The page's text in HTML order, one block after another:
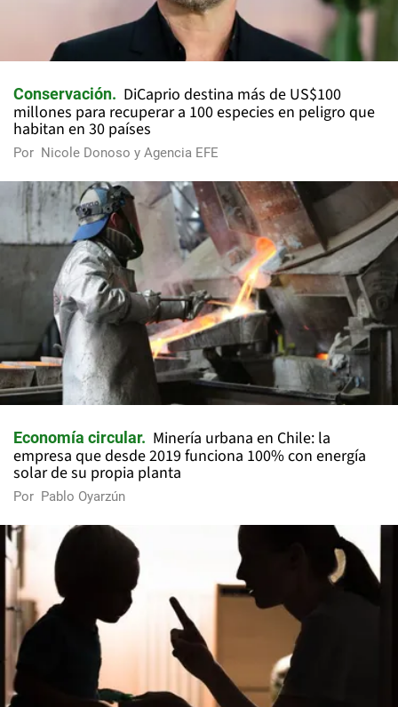
Conservación
DiCaprio destina más de US$100
millones para recuperar a 100 especies en peligro que
habitan en 30 países
Por Nicole Donoso y Agencia EFE
Economía circular
Minería urbana en Chile: la
empresa que desde 2019 funciona 100% con energía
solar de su propia planta
Por Pablo Oyarzún